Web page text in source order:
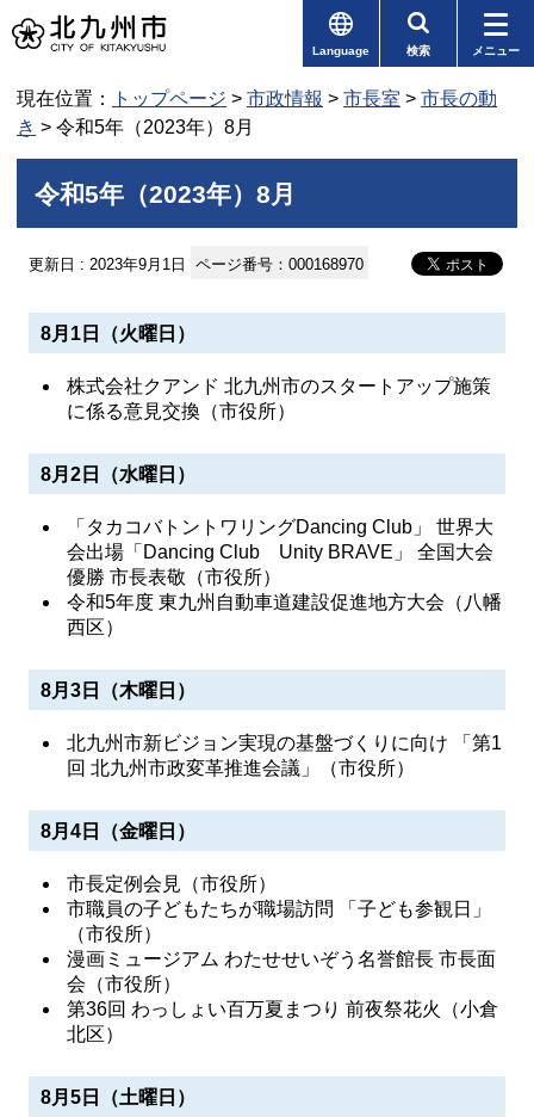
Language 検索 メニュー
現在位置： トップページ > 市政情報 > 市長室 > 市長の動
き > 令和5年（2023年）8月
令和5年（2023年）8月
更新日 : 2023年9月1日 ページ番号：000168970
8月1日（火曜日）
株式会社クアンド 北九州市のスタートアップ施策
に係る意見交換（市役所）
8月2日（水曜日）
「タカコバトントワリングDancing Club」 世界大
会出場「Dancing Club Unity BRAVE」 全国大会
優勝 市長表敬（市役所）
令和5年度 東九州自動車道建設促進地方大会（八幡
西区）
8月3日（木曜日）
北九州市新ビジョン実現の基盤づくりに向け 「第1
回 北九州市政変革推進会議」（市役所）
8月4日（金曜日）
市長定例会見（市役所）
市職員の子どもたちが職場訪問 「子ども参観日」
（市役所）
漫画ミュージアム わたせせいぞう名誉館長 市長面
会（市役所）
第36回 わっしょい百万夏まつり 前夜祭花火（小倉
北区）
8月5日（土曜日）